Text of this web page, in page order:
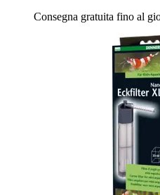
Consegna gratuita fino al